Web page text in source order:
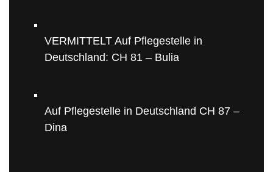
VERMITTELT Auf Pflegestelle in
Deutschland: CH 81 – Bulia
Auf Pflegestelle in Deutschland CH 87 –
Dina